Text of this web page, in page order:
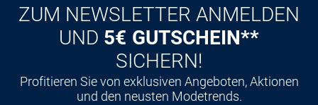
ZUM NEWSLETTER ANMELDEN
UND 5€ GUTSCHEIN**
SICHERN!
Profitieren Sie von exklusiven Angeboten, Aktionen
und den neusten Modetrends.